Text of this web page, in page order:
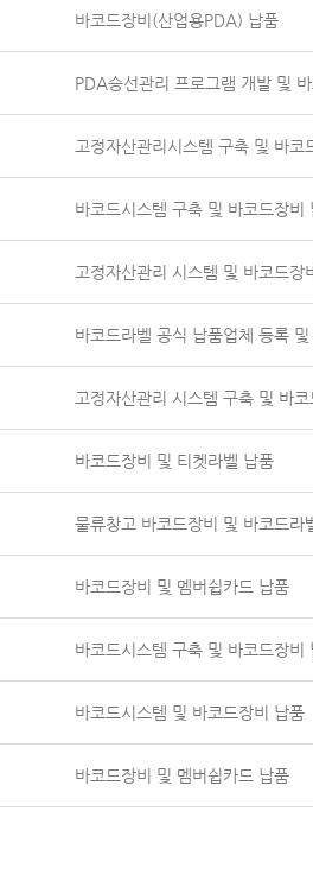
바코드장비(산업용PDA) 납품
PDA승선관리 프로그램 개발 및
고정자산관리시스템 구축 및 바코
바코드시스템 구축 및 바코드장비
고정자산관리 시스템 및 바코드장
바코드라벨 공식 납품업체 등록
고정자산관리 시스템 구축 및 바
바코드장비 및 티켓라벨 납품
물류창고 바코드장비 및 바코드라
바코드장비 및 멤버쉽카드 납품
바코드시스템 구축 및 바코드장비
바코드시스템 및 바코드장비 납품
바코드장비 및 멤버쉽카드 납품